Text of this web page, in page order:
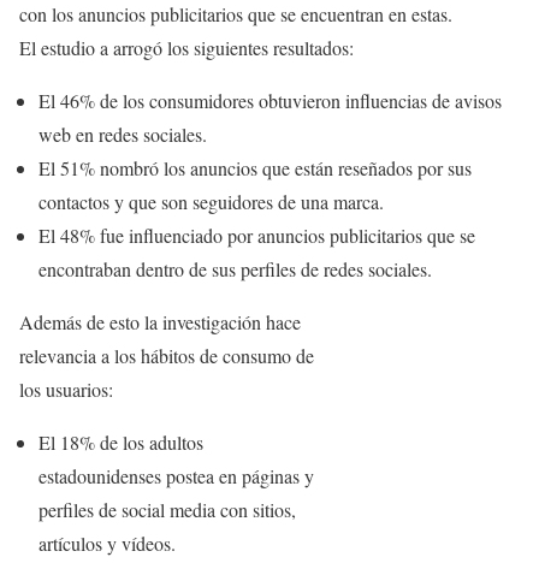
con los anuncios publicitarios que se encuentran en estas.
El estudio a arrogó los siguientes resultados:
El 46% de los consumidores obtuvieron influencias de avisos
web en redes sociales.
El 51% nombró los anuncios que están reseñados por sus
contactos y que son seguidores de una marca.
El 48% fue influenciado por anuncios publicitarios que se
encontraban dentro de sus perfiles de redes sociales.
Además de esto la investigación hace
relevancia a los hábitos de consumo de
los usuarios:
El 18% de los adultos
estadounidenses postea en páginas y
perfiles de social media con sitios,
artículos y vídeos.